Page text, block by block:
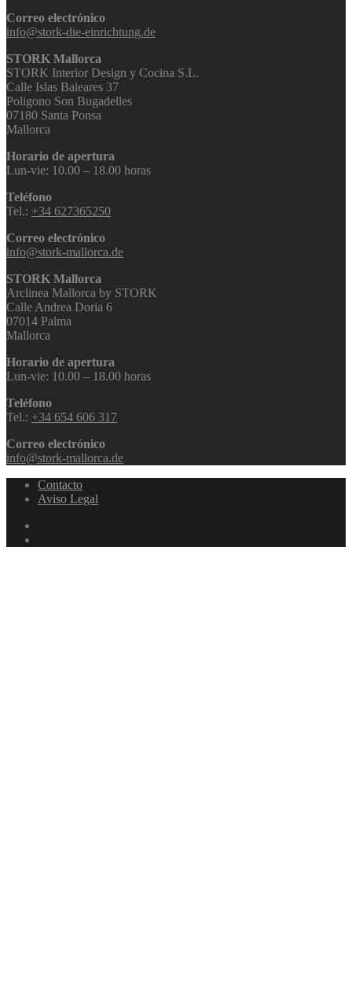
Correo electrónico
info@stork-die-einrichtung.de
STORK Mallorca
STORK Interior Design y Cocina S.L.
Calle Islas Baleares 37
Poligono Son Bugadelles
07180 Santa Ponsa
Mallorca
Horario de apertura
Lun-vie: 10.00 – 18.00 horas
Teléfono
Tel.: +34 627365250
Correo electrónico
info@stork-mallorca.de
STORK Mallorca
Arclinea Mallorca by STORK
Calle Andrea Doria 6
07014 Palma
Mallorca
Horario de apertura
Lun-vie: 10.00 – 18.00 horas
Teléfono
Tel.: +34 654 606 317
Correo electrónico
info@stork-mallorca.de
Contacto
Aviso Legal